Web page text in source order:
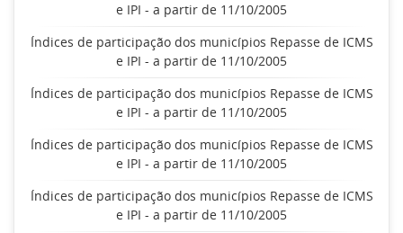
e IPI - a partir de 11/10/2005
Índices de participação dos municípios Repasse de ICMS
e IPI - a partir de 11/10/2005
Índices de participação dos municípios Repasse de ICMS
e IPI - a partir de 11/10/2005
Índices de participação dos municípios Repasse de ICMS
e IPI - a partir de 11/10/2005
Índices de participação dos municípios Repasse de ICMS
e IPI - a partir de 11/10/2005